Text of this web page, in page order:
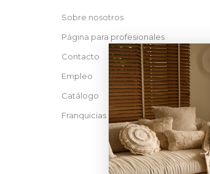
Sobre nosotros
Página para profesionales
Contacto
Empleo
Catálogo
Franquicias